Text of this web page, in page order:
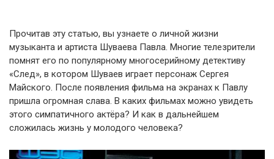
Прочитав эту статью, вы узнаете о личной жизни
музыканта и артиста Шуваева Павла. Многие телезрители
помнят его по популярному многосерийному детективу
«След», в котором Шуваев играет персонаж Сергея
Майского. После появления фильма на экранах к Павлу
пришла огромная слава. В каких фильмах можно увидеть
этого симпатичного актёра? И как в дальнейшем
сложилась жизнь у молодого человека?